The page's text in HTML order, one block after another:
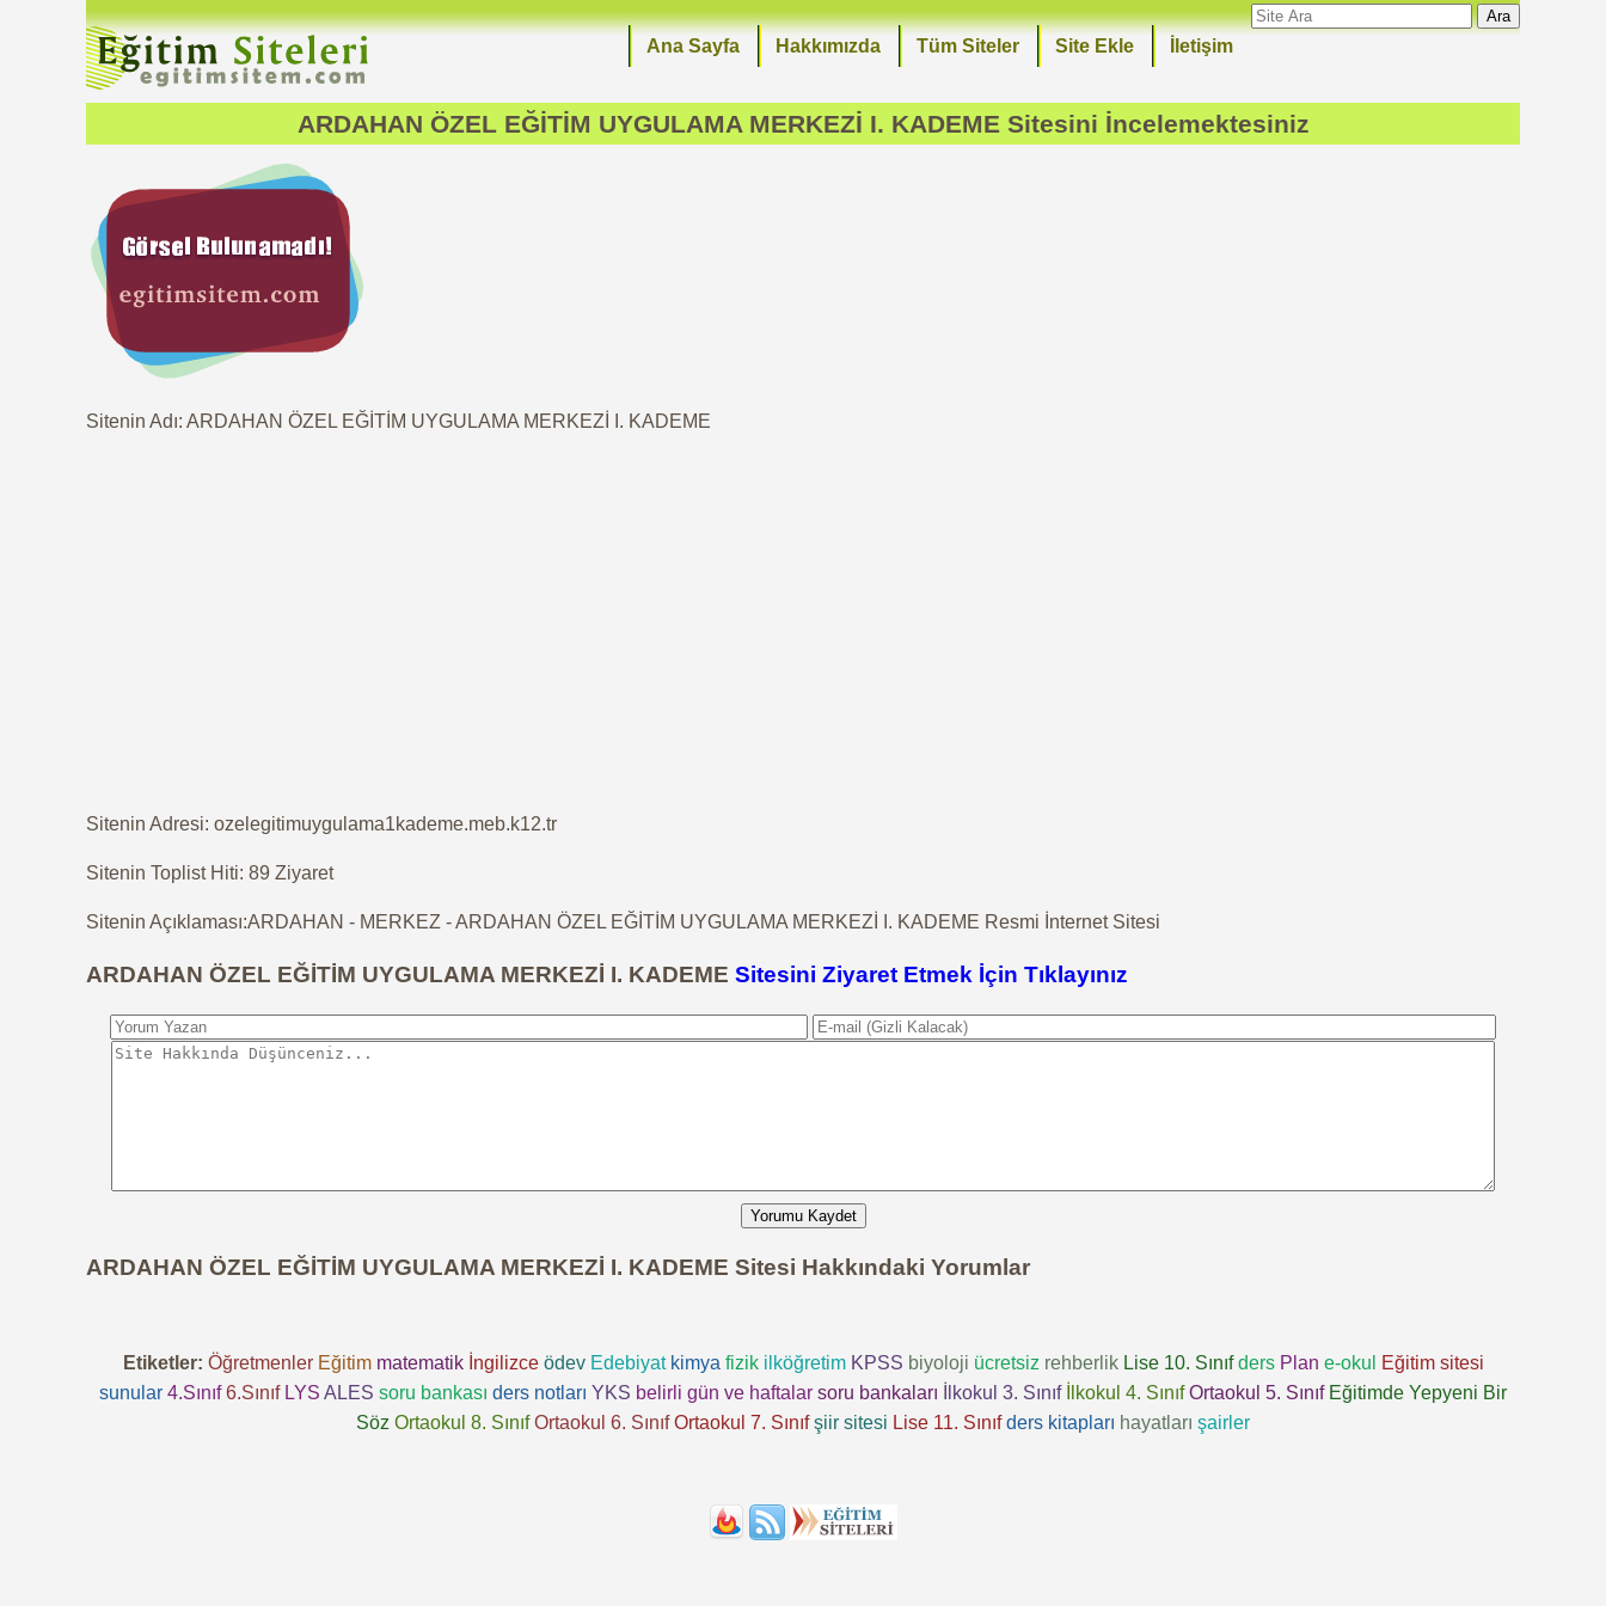
Ara
İletişim
Site Ekle
Tüm Siteler
Hakkımızda
Ana Sayfa
ARDAHAN ÖZEL EĞİTİM UYGULAMA MERKEZİ I. KADEMESitesini İncelemektesiniz
Sitenin Adı: ARDAHAN ÖZEL EĞİTİM UYGULAMA MERKEZİ I. KADEME
Sitenin Adresi: ozelegitimuygulama1kademe.meb.k12.tr
Sitenin Toplist Hiti: 89 Ziyaret
Sitenin Açıklaması:ARDAHAN - MERKEZ - ARDAHAN ÖZEL EĞİTİM UYGULAMA MERKEZİ I. KADEME Resmi İnternet Sitesi
ARDAHAN ÖZEL EĞİTİM UYGULAMA MERKEZİ I. KADEME Sitesini Ziyaret Etmek İçin Tıklayınız
Yorumu Kaydet
ARDAHAN ÖZEL EĞİTİM UYGULAMA MERKEZİ I. KADEME Sitesi Hakkındaki Yorumlar
Etiketler: Öğretmenler Eğitim matematik İngilizce ödev Edebiyat kimya fizik ilköğretim KPSS biyoloji ücretsiz rehberlik Lise 10. Sınıf ders Plan e-okul
Eğitim sitesi
sunular 4.Sınıf 6.Sınıf LYS ALES soru bankası ders notları YKS belirli gün ve haftalar soru bankaları İlkokul 3. Sınıf İlkokul 4. Sınıf Ortaokul 5. Sınıf Eğitimde Yepyeni Bir
Söz Ortaokul 8. Sınıf Ortaokul 6. Sınıf Ortaokul 7. Sınıf şiir sitesi Lise 11. Sınıf ders kitapları hayatları şairler